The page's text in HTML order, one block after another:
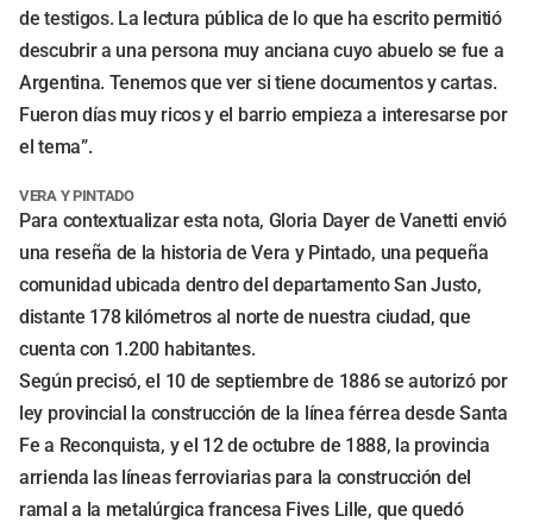
de testigos. La lectura pública de lo que ha escrito permitió
descubrir a una persona muy anciana cuyo abuelo se fue a
Argentina. Tenemos que ver si tiene documentos y cartas.
Fueron días muy ricos y el barrio empieza a interesarse por
el tema”.
VERA Y PINTADO
Para contextualizar esta nota, Gloria Dayer de Vanetti envió
una reseña de la historia de Vera y Pintado, una pequeña
comunidad ubicada dentro del departamento San Justo,
distante 178 kilómetros al norte de nuestra ciudad, que
cuenta con 1.200 habitantes.
Según precisó, el 10 de septiembre de 1886 se autorizó por
ley provincial la construcción de la línea férrea desde Santa
Fe a Reconquista, y el 12 de octubre de 1888, la provincia
arrienda las líneas ferroviarias para la construcción del
ramal a la metalúrgica francesa Fives Lille, que quedó